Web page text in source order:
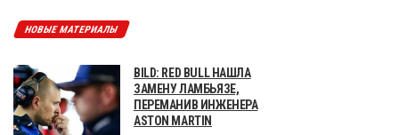
НОВЫЕ МАТЕРИАЛЫ
BILD: RED BULL НАШЛА
ЗАМЕНУ ЛАМБЬЯЗЕ,
ПЕРЕМАНИВ ИНЖЕНЕРА
ASTON MARTIN